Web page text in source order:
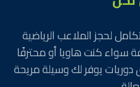
لحجز الملاعب الرياضية
سواء كنت هاويا أو محترفًا
دوريات يوفر لك وسيلة مريحة